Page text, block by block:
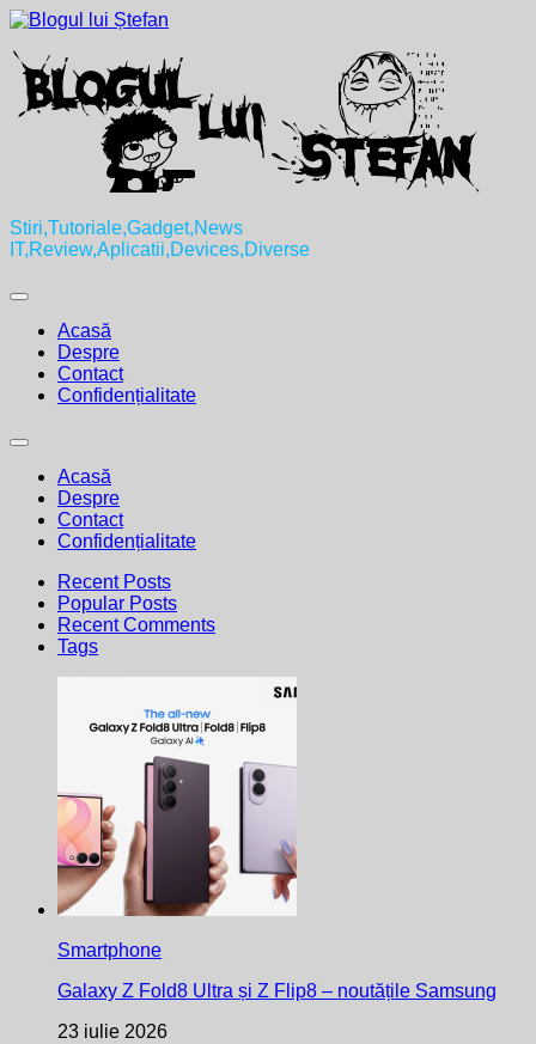
Skip
content
Stiri,Tutoriale,Gadget,News
IT,Review,Aplicatii,Devices,Diverse
Expand
Acasă
Despre
Contact
Confidențialitate
Expand
Acasă
Despre
Contact
Confidențialitate
Recent Posts
Popular Posts
Recent Comments
Tags
Smartphone
Galaxy Z Fold8 Ultra și Z Flip8 – noutățile Samsung
23 iulie 2026